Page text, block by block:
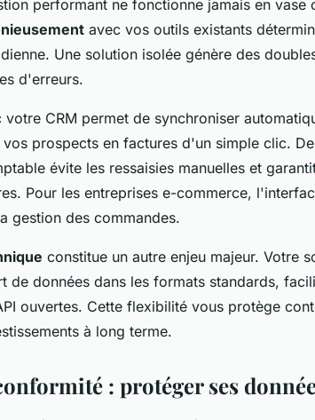
performant ne fonctionne jamais en vase
avec vos outils existants
Une solution isolée génère des
d'erreurs.
CRM permet de synchroniser
prospects en factures d'un simple clic.
évite les ressaisies manuelles et
Pour les entreprises e-commerce,
gestion des commandes.
constitue un autre enjeu majeur. Votre
de données dans les formats standards,
ouvertes. Cette flexibilité vous protège
à long terme.
: protéger ses